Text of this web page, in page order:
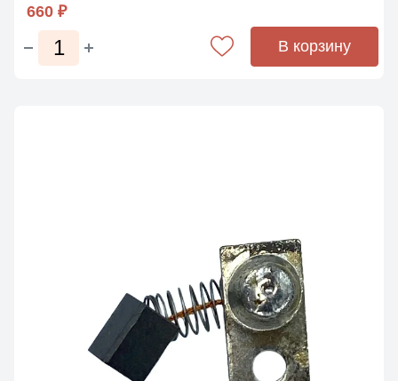
660 ₽
В корзину